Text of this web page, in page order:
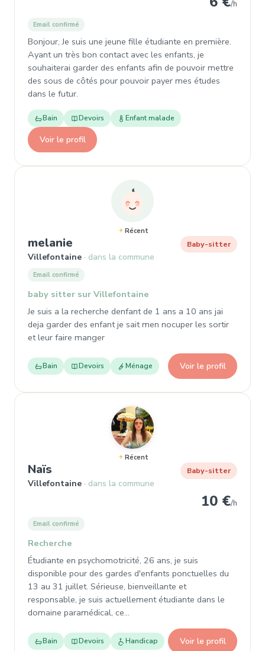
/h
Email confirmé
Bonjour, Je suis une jeune fille étudiante en première.
Ayant un très bon contact avec les enfants, je
souhaiterai garder des enfants afin de pouvoir mettre
des sous de côtés pour pouvoir payer mes études
dans le futur.
Bain Devoirs Enfant malade
Voir le profil
Récent
melanie , Baby-sitter à Villefontaine
Villefontaine dans la commune
Baby-sitter
Email confirmé
baby sitter sur Villefontaine
Je suis a la recherche denfant de 1 ans a 10 ans jai
deja garder des enfant je sait men nocuper les sortir
et leur faire manger
Bain Devoirs Ménage Voir le profil
Récent
Naïs , Baby-sitter à Villefontaine
Villefontaine dans la commune
Baby-sitter
10 €/h
Email confirmé
Recherche
Étudiante en psychomotricité, 26 ans, je suis
disponible pour des gardes d'enfants ponctuelles du
13 au 31 juillet. Sérieuse, bienveillante et
responsable, je suis actuellement étudiante dans le
domaine paramédical, ce…
Bain Devoirs Handicap Voir le profil